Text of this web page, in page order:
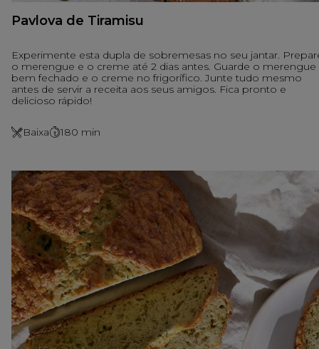
Pavlova de Tiramisu
Experimente esta dupla de sobremesas no seu jantar.
o merengue e o creme até 2 dias antes. Guarde o merengue
bem fechado e o creme no frigorífico. Junte tudo mesmo
antes de servir a receita aos seus amigos. Fica pronto e
delicioso rápido!
Baixa 180 min